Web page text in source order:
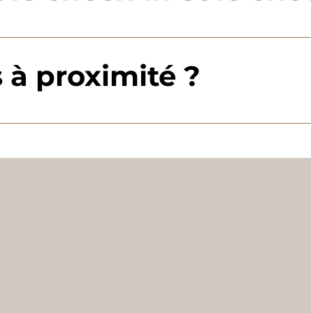
Check-out: avant 11h00. Une arrivée anticipée
à proximité ?
d’hiver: Mont Tremblant à quelques minutes. Sport
nous ! 😊